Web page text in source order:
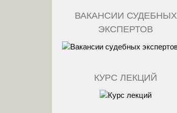
ВАКАНСИИ СУДЕБНЫХ
ЭКСПЕРТОВ
КУРС ЛЕКЦИЙ